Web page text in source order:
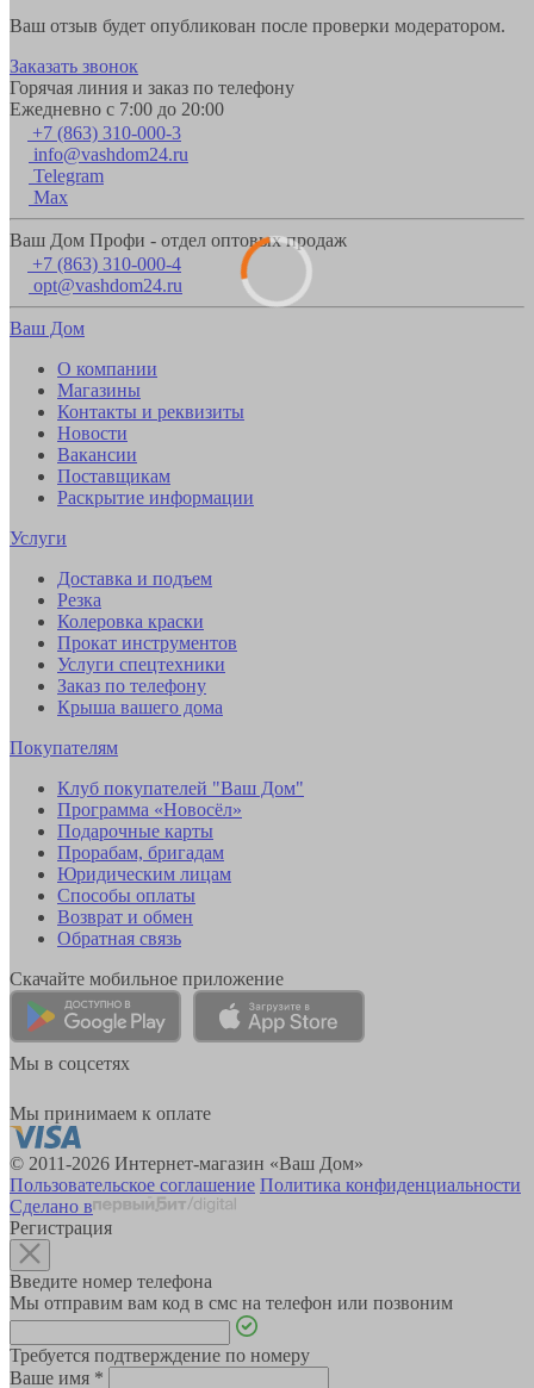
Ваш отзыв будет опубликован после проверки модератором.
Заказать звонок
Горячая линия и заказ по телефону
Ежедневно с 7:00 до 20:00
+7 (863) 310-000-3
info@vashdom24.ru
Telegram
Max
Ваш Дом Профи - отдел оптовых продаж
+7 (863) 310-000-4
opt@vashdom24.ru
Ваш Дом
О компании
Магазины
Контакты и реквизиты
Новости
Вакансии
Поставщикам
Раскрытие информации
Услуги
Доставка и подъем
Резка
Колеровка краски
Прокат инструментов
Услуги спецтехники
Заказ по телефону
Крыша вашего дома
Покупателям
Клуб покупателей "Ваш Дом"
Программа «Новосёл»
Подарочные карты
Прорабам, бригадам
Юридическим лицам
Способы оплаты
Возврат и обмен
Обратная связь
Скачайте мобильное приложение
Мы в соцсетях
Мы принимаем к оплате
© 2011-2026 Интернет-магазин «Ваш Дом»
Пользовательское соглашение Политика конфиденциальности
Сделано в
Регистрация
Введите номер телефона
Мы отправим вам код в смс на телефон или позвоним
Требуется подтверждение по номеру
Ваше имя *